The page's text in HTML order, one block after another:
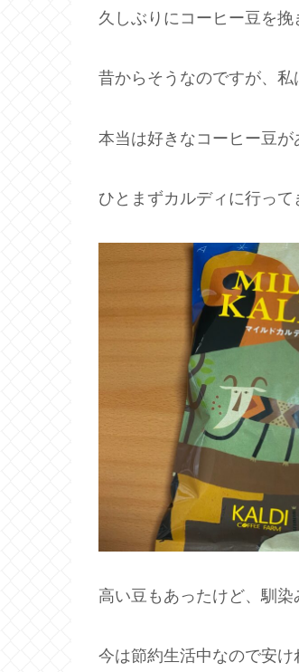
久しぶりにコーヒー豆を挽
昔からそうなのですが、私
本当は好きなコーヒー豆が
ひとまずカルディに行って
高い豆もあったけど、馴
今は節約生活中なので安け